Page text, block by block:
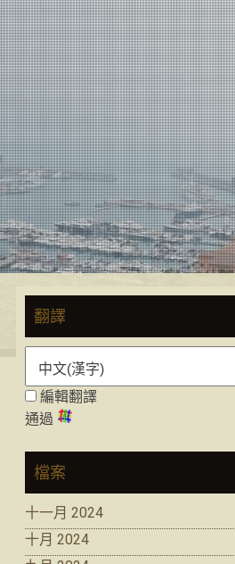
翻譯
編輯翻譯
通過
檔案
十一月 2024
十月 2024